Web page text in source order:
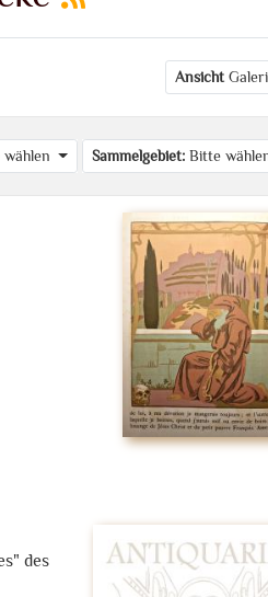
Ansicht
Sammelgebiet: Bitte
des